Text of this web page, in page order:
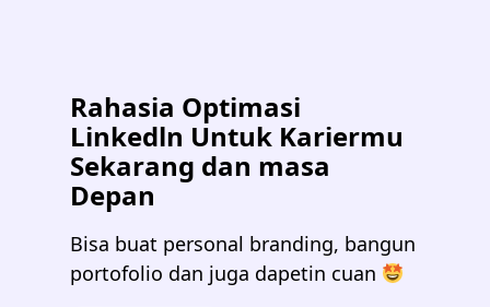
Rahasia Optimasi
Linkedln Untuk Kariermu
Sekarang dan masa
Depan
Bisa buat personal branding, bangun
portofolio dan juga dapetin cuan